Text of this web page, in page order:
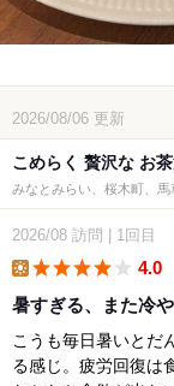
2026/08/06 更新
こめらく 贅沢な お
みなとみらい、桜木町、
2026/08 訪問 1回目
4.0
暑すぎる、また冷
こうも毎日暑いとだ
る感じ。疲労回復は